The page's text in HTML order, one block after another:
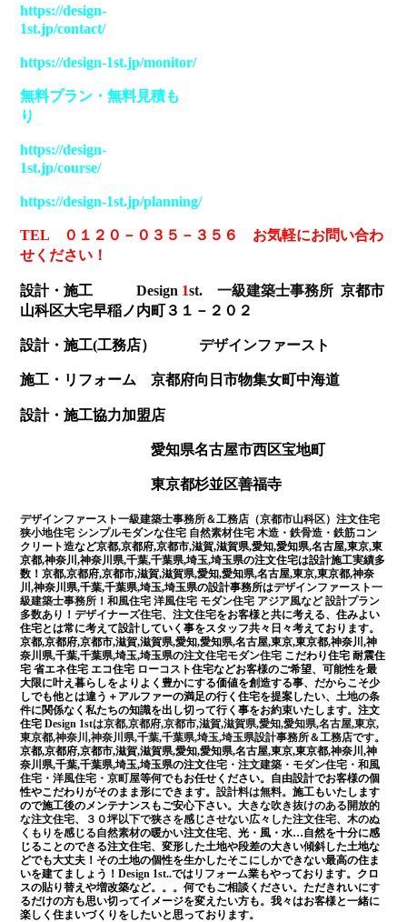
https://design-
1st.jp/contact/
https://design-1st.jp/monitor/
無料プラン ・無料見積も
り
https://design-
1st.jp/course/
https://design-1st.jp/planning/
TEL ０１２０－０３５－３５６ お気軽にお問い合わ
せください！
設計・施工Design 1st. 一級建築士事務所 京都市
山科区大宅早稲ノ内町３１－２０２
設計・施工(工務店） デザインファースト
施工・リフォーム 京都府向日市物集女町中海道
設計・施工協力加盟店
愛知県名古屋市西区宝地町
東京都杉並区善福寺
デザインファースト一級建築士事務所＆工務店（京都市山科区）注文住宅
狭小地住宅 シンプルモダンな住宅 自然素材住宅 木造・鉄骨造・鉄筋コン
クリート造など京都,京都府,京都市,滋賀,滋賀県,愛知,愛知県,名古屋,東京,東
京都,神奈川,神奈川県,千葉,千葉県,埼玉,埼玉県の注文住宅は設計施工実績多
数！京都,京都府,京都市,滋賀,滋賀県,愛知,愛知県,名古屋,東京,東京都,神奈
川,神奈川県,千葉,千葉県,埼玉,埼玉県の設計事務所はデザインファースト一
級建築士事務所 ！和風住宅 洋風住宅 モダン住宅 アジア風など 設計プラン
多数あり！デザイナーズ住宅、注文住宅をお客様と共に考える、住みよい
住宅とは常に考えて設計していく事をスタッフ共々日々考えております。
京都,京都府,京都市,滋賀,滋賀県,愛知,愛知県,名古屋,東京,東京都,神奈川,神
奈川県,千葉,千葉県,埼玉,埼玉県の注文住宅モダン住宅 こだわり住宅 耐震住
宅 省エネ住宅 エコ住宅 ローコスト住宅などお客様のご希望、可能性を最
大限に叶え暮らしをよりよく豊かにする価値を創造する事、だからこそ少
しでも他とは違う＋アルファーの満足の行く住宅を提案したい、土地の条
件に関係なく私たちの知識を出し切って行く事をお約束いたします。注文
住宅 Design 1stは京都,京都府,京都市,滋賀,滋賀県,愛知,愛知県,名古屋,東京,
東京都,神奈川,神奈川県,千葉,千葉県,埼玉,埼玉県設計事務所＆工務店です。
京都,京都府,京都市,滋賀,滋賀県,愛知,愛知県,名古屋,東京,東京都,神奈川,神
奈川県,千葉,千葉県,埼玉,埼玉県の注文住宅・注文建築・モダン住宅・和風
住宅・洋風住宅・京町屋等何でもお任せください。自由設計でお客様の個
性やこだわりがそのまま形にできます。設計料は無料。施工もいたします
ので施工後のメンテナンスもご安心下さい。大きな吹き抜けのある開放的
な注文住宅、 ３０坪以下で狭さを感じさせない広々した注文住宅、木のぬ
くもりを感じる自然素材の暖かい注文住宅、光・風・水…自然を十分に感
じることのできる注文住宅、変形した土地や段差の大きい傾斜した土地な
どでも大丈夫！その土地の個性を生かしたそこにしかできない最高の住ま
いを建てましょう！Design 1st..ではリフォーム業もやっております。クロ
スの貼り替えや増改築など。。。何でもご相談ください。ただきれいにす
るだけの方も思い切ってイメージを変えたい方も。我々はお客様と一緒に
楽しく住まいづくりをしたいと思っております。